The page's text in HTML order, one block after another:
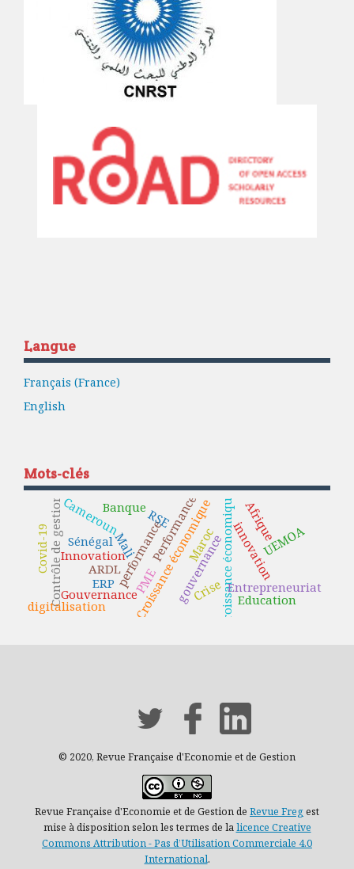
Langue
Français (France)
English
Mots-clés
Maroc
performance
PME croissance économique
Performance
Mali
Innovation innovation
GouvernanceCroissance économique
gouvernance
Contrôle de gestion Entrepreneuriat
Sénégal
ARDL
UEMOA
RSE
Covid-19
Cameroun
Crise
Banque Afrique
digitalisation Education
ERP
© 2020, Revue Française d'Economie et de Gestion
Revue Française d'Economie et de Gestion de Revue Fregest
mise à disposition selon les termes de lalicence Creative
Commons Attribution - Pas d’Utilisation Commerciale 4.0
International.